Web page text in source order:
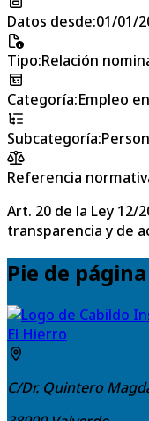
Datos desde:01/01/
Tipo:Relación
Categoría:Empleo
Subcategoría:
Referencia
Art. 20 de la Ley 12/
transparencia y de
Pie de página
El Hierro
C/Dr. Quintero